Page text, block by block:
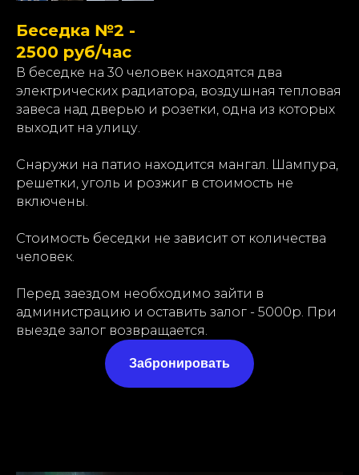
Беседка №2 -
2500 руб/час
В беседке на 30 человек находятся два
электрических радиатора, воздушная тепловая
завеса над дверью и розетки, одна из которых
выходит на улицу.
Снаружи на патио находится мангал. Шампура,
решетки, уголь и розжиг в стоимость не
включены.
Стоимость беседки не зависит от количества
человек.
Перед заездом необходимо зайти в
администрацию и оставить залог - 5000р. При
выезде залог возвращается.
Забронировать